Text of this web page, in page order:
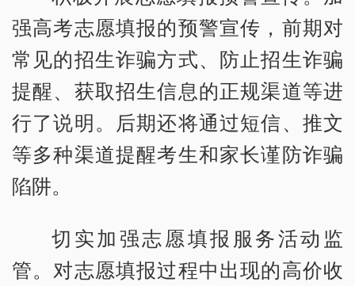
强高考志愿填报的预警宣传，前期对
常见的招生诈骗方式、防止招生诈骗
提醒、获取招生信息的正规渠道等进
行了说明。后期还将通过短信、推文
等多种渠道提醒考生和家长谨防诈骗
陷阱。
切实加强志愿填报服务活动监
管。对志愿填报过程中出现的高价收